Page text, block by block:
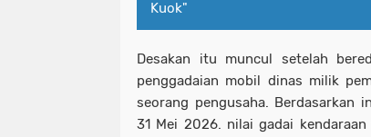
Kuok"
Desakan itu muncul setelah
penggadaian mobil dinas milik
seorang pengusaha. Berdasarkan
31 Mei 2026. nilai gadai